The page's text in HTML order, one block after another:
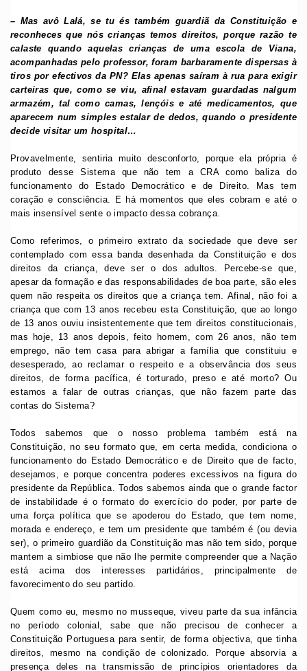
– Mas avô Lalá, se tu és também guardiã da Constituição e
reconheces que nós crianças temos direitos, porque razão te
calaste quando aquelas crianças de uma escola de Viana,
acompanhadas pelo professor, foram barbaramente dispersas à
tiros por efectivos da PN? Elas apenas saíram à rua para exigir
carteiras que, como se viu, afinal estavam guardadas nalgum
armazém, tal como camas, lençóis e até medicamentos, que
aparecem num simples estalar de dedos, quando o presidente
decide visitar um hospital…
Provavelmente, sentiria muito desconforto, porque ela própria é
produto desse Sistema que não tem a CRA como baliza do
funcionamento do Estado Democrático e de Direito. Mas tem
coração e consciência. E há momentos que eles cobram e até o
mais insensível sente o impacto dessa cobrança.
Como referimos, o primeiro extrato da sociedade que deve ser
contemplado com essa banda desenhada da Constituição e dos
direitos da criança, deve ser o dos adultos. Percebe-se que,
apesar da formação e das responsabilidades de boa parte, são eles
quem não respeita os direitos que a criança tem. Afinal, não foi a
criança que com 13 anos recebeu esta Constituição, que ao longo
de 13 anos ouviu insistentemente que tem direitos constitucionais,
mas hoje, 13 anos depois, feito homem, com 26 anos, não tem
emprego, não tem casa para abrigar a família que constituiu e
desesperado, ao reclamar o respeito e a observância dos seus
direitos, de forma pacífica, é torturado, preso e até morto? Ou
estamos a falar de outras crianças, que não fazem parte das
contas do Sistema?
Todos sabemos que o nosso problema também está na
Constituição, no seu formato que, em certa medida, condiciona o
funcionamento do Estado Democrático e de Direito que de facto,
desejamos, e porque concentra poderes excessivos na figura do
presidente da República. Todos sabemos ainda que o grande factor
de instabilidade é o formato do exercício do poder, por parte de
uma força política que se apoderou do Estado, que tem nome,
morada e endereço, e tem um presidente que também é (ou devia
ser), o primeiro guardião da Constituição mas não tem sido, porque
mantem a simbiose que não lhe permite compreender que a Nação
está acima dos interesses partidários, principalmente de
favorecimento do seu partido.
Quem como eu, mesmo no musseque, viveu parte da sua infância
no período colonial, sabe que não precisou de conhecer a
Constituição Portuguesa para sentir, de forma objectiva, que tinha
direitos, mesmo na condição de colonizado. Porque absorvia a
presença deles na transmissão de princípios orientadores da